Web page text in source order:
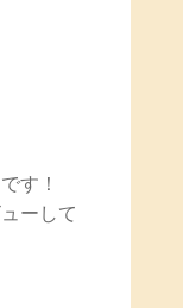
す！
ーして